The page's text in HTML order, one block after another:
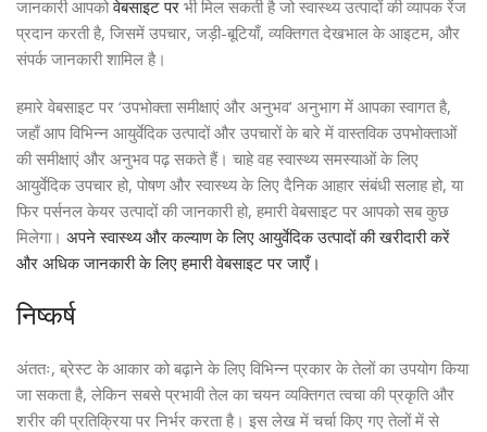
जानकारी आपकोवेबसाइट पर भी मिल सकती है जो स्वास्थ्य उत्पादों की व्यापक रेंज
प्रदान करती है, जिसमें उपचार, जड़ी-बूटियाँ, व्यक्तिगत देखभाल के आइटम, और
संपर्क जानकारी शामिल है।
हमारे वेबसाइट पर ‘उपभोक्ता समीक्षाएं और अनुभव’ अनुभाग में आपका स्वागत है,
जहाँ आप विभिन्न आयुर्वेदिक उत्पादों और उपचारों के बारे में वास्तविक उपभोक्ताओं
की समीक्षाएं और अनुभव पढ़ सकते हैं। चाहे वह स्वास्थ्य समस्याओं के लिए
आयुर्वेदिक उपचार हो, पोषण और स्वास्थ्य के लिए दैनिक आहार संबंधी सलाह हो, या
फिर पर्सनल केयर उत्पादों की जानकारी हो, हमारी वेबसाइट पर आपको सब कुछ
मिलेगा। अपने स्वास्थ्य और कल्याण के लिए आयुर्वेदिक उत्पादों की खरीदारी करें
और अधिक जानकारी के लिए हमारी वेबसाइट पर जाएँ।
निष्कर्ष
अंततः, ब्रेस्ट के आकार को बढ़ाने के लिए विभिन्न प्रकार के तेलों का उपयोग किया
जा सकता है, लेकिन सबसे प्रभावी तेल का चयन व्यक्तिगत त्वचा की प्रकृति और
शरीर की प्रतिक्रिया पर निर्भर करता है। इस लेख में चर्चा किए गए तेलों में से